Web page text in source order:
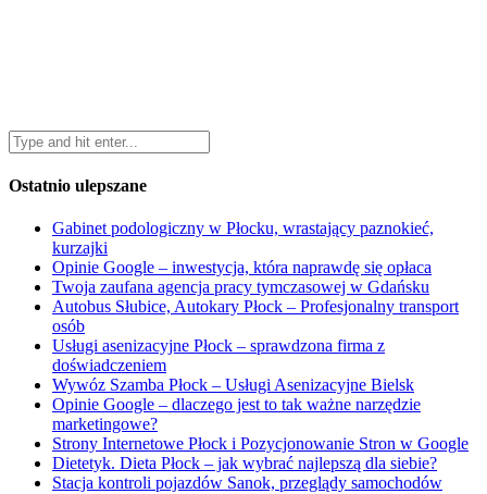
Ostatnio ulepszane
Gabinet podologiczny w Płocku, wrastający paznokieć,
kurzajki
Opinie Google – inwestycja, która naprawdę się opłaca
Twoja zaufana agencja pracy tymczasowej w Gdańsku
Autobus Słubice, Autokary Płock – Profesjonalny transport
osób
Usługi asenizacyjne Płock – sprawdzona firma z
doświadczeniem
Wywóz Szamba Płock – Usługi Asenizacyjne Bielsk
Opinie Google – dlaczego jest to tak ważne narzędzie
marketingowe?
Strony Internetowe Płock i Pozycjonowanie Stron w Google
Dietetyk. Dieta Płock – jak wybrać najlepszą dla siebie?
Stacja kontroli pojazdów Sanok, przeglądy samochodów